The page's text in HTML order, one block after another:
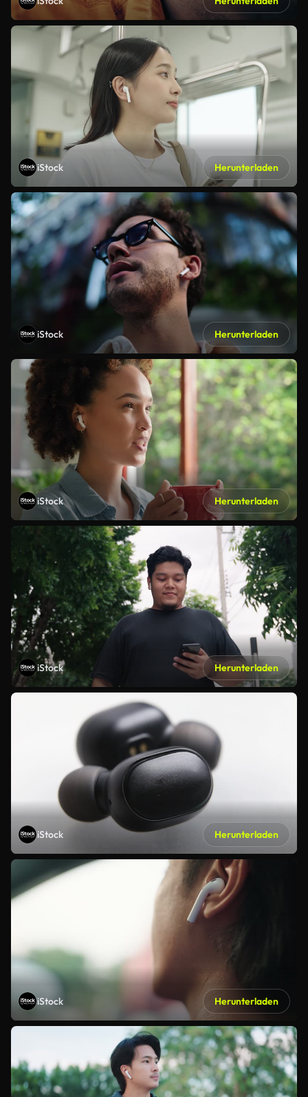
iStock Herunterladen
iStock Herunterladen
iStock Herunterladen
iStock Herunterladen
iStock Herunterladen
iStock Herunterladen